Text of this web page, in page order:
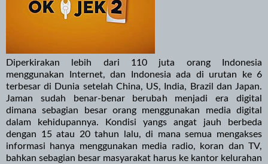
Diperkirakan lebih dari 110 juta orang Indonesia
menggunakan Internet, dan Indonesia ada di urutan ke 6
terbesar di Dunia setelah China, US, India, Brazil dan Japan.
Jaman sudah benar-benar berubah menjadi era digital
dimana sebagian besar orang menggunakan media digital
dalam kehidupannya. Kondisi yangs angat jauh berbeda
dengan 15 atau 20 tahun lalu, di mana semua mengakses
informasi hanya menggunakan media radio, koran dan TV,
bahkan sebagian besar masyarakat harus ke kantor kelurahan